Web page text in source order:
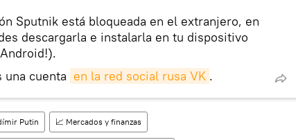
Sputnik está bloqueada en el extranjero, en
descargarla e instalarla en tu dispositivo
una cuenta en la red social rusa VK .
Putin 📈 Mercados y finanzas